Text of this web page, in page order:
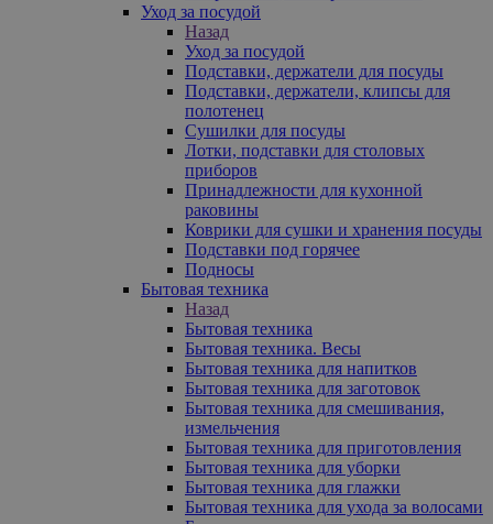
Уход за посудой
Назад
Уход за посудой
Подставки, держатели для посуды
Подставки, держатели, клипсы для
полотенец
Сушилки для посуды
Лотки, подставки для столовых
приборов
Принадлежности для кухонной
раковины
Коврики для сушки и хранения посуды
Подставки под горячее
Подносы
Бытовая техника
Назад
Бытовая техника
Бытовая техника. Весы
Бытовая техника для напитков
Бытовая техника для заготовок
Бытовая техника для смешивания,
измельчения
Бытовая техника для приготовления
Бытовая техника для уборки
Бытовая техника для глажки
Бытовая техника для ухода за волосами